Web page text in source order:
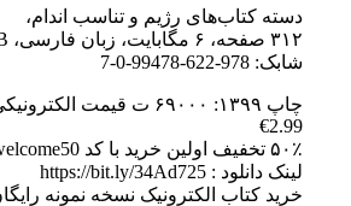
دسته کتاب‌های رژیم و تناسب اندام،
شابک: 978-622-99478-0-7
لینک دانلود : https://bit.ly/34Ad725
خرید کتاب الکترونیک نسخه نمونه رایگان